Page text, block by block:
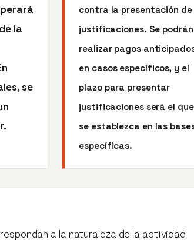
la
se
contra la presentación de
justificaciones. Se podrán
realizar pagos
en casos específicos, y el
plazo para presentar
justificaciones será el que
se establezca en las
específicas.
a la naturaleza de la actividad